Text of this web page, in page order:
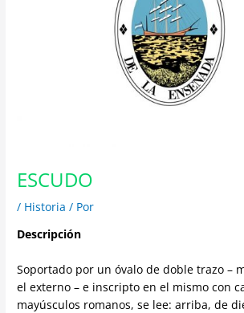
ESCUDO
/ Historia / Por
Descripción
Soportado por un óvalo de doble trazo –
el externo – e inscripto en el mismo con
mayúsculos romanos, se lee: arriba, de